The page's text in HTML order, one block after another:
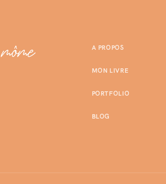
A PROPOS
MON LIVRE
PORTFOLIO
BLOG